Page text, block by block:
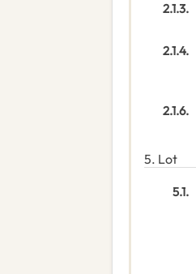
2.1.3.
2.1.4.
2.1.6.
5. Lot
5.1.